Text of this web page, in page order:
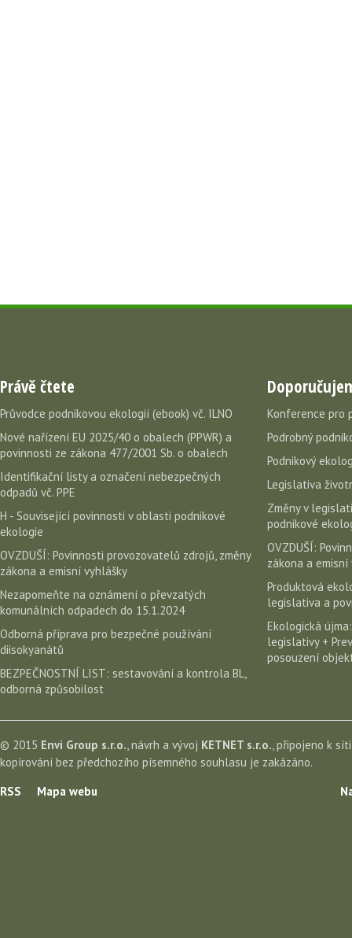
Právě čtete
Průvodce podnikovou ekologií (ebook) vč. ILNO
Nové nařízení EU 2025/40 o obalech (PPWR) a
povinnosti ze zákona 477/2001 Sb. o obalech
Identifikační listy a označení nebezpečných
odpadů vč. PPE
H - Související povinnosti v oblasti podnikové
ekologie
OVZDUŠÍ: Povinnosti provozovatelů zdrojů, změny
zákona a emisní vyhlášky
Nezapomeňte na oznámení o převzatých
komunálních odpadech do 15.1.2024
Odborná příprava pro bezpečné používání
diisokyanátů
BEZPEČNOSTNÍ LIST: sestavování a kontrola BL,
odborná způsobilost
Konference pro
Podrobný
Podnikový
Legislativa
Změny v
podnikové
OVZDUŠÍ:
zákona a emisní
Produktová
legislativa a
Ekologická
legislativy +
posouzení
© 2015 Envi Group s.r.o., návrh a vývoj KETNET s.r.o., připojeno k
kopírování bez předchozího písemného souhlasu je zakázáno.
RSS
Mapa webu